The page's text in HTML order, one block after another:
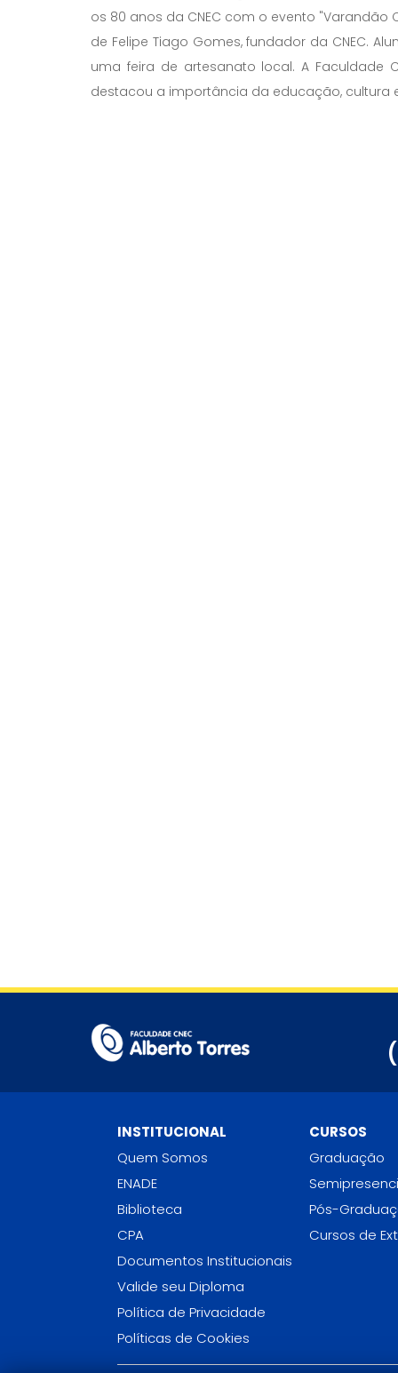
os 80 anos da CNEC com o evento "Varandão
de Felipe Tiago Gomes, fundador da CNEC.
uma feira de artesanato local. A Faculdade
destacou a importância da educação, cultura
INSTITUCIONAL
Quem Somos
ENADE
Biblioteca
CPA
Documentos Institucionais
Valide seu Diploma
Política de Privacidade
Políticas de Cookies
CURSOS
Graduação
Pós-
Cursos de